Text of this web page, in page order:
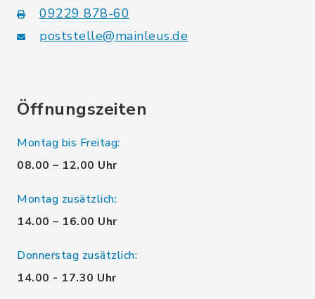
09229 878-60
poststelle@mainleus.de
Öffnungszeiten
Montag bis Freitag:
08.00 – 12.00 Uhr
Montag zusätzlich:
14.00 – 16.00 Uhr
Donnerstag zusätzlich:
14.00 - 17.30 Uhr